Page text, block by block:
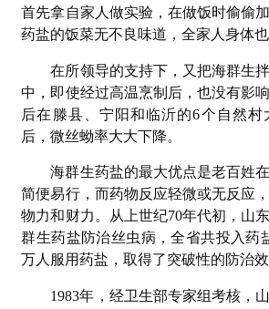
首先拿自家人做实验，在做饭时偷偷
药盐的饭菜无不良味道，全家人身体也
在所领导的支持下，又把海群生
中，即使经过高温烹制后，也没有影
后在滕县、宁阳和临沂的6个自然村
后，微丝蚴率大大下降。
海群生药盐的最大优点是老百姓
简便易行，而药物反应轻微或无反应
物力和财力。从上世纪70年代初，山
群生药盐防治丝虫病，全省共投入药
万人服用药盐，取得了突破性的防治效
1983年，经卫生部专家组考核，